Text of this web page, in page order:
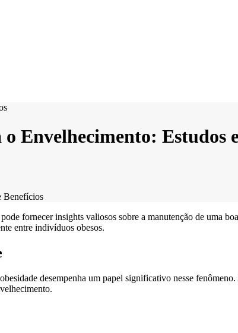
Envelhecimento: Estudos
Benefícios
pode fornecer insights valiosos sobre a manutenção de uma
entre indivíduos obesos.
desempenha um papel significativo nesse